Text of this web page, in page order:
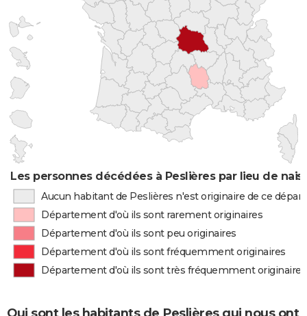
Les personnes décédées à Peslières par lieu de
Aucun habitant de Peslières n'est originaire de ce
Département d'où ils sont rarement originaires
Département d'où ils sont peu originaires
Département d'où ils sont fréquemment originaires
Département d'où ils sont très fréquemment originaires